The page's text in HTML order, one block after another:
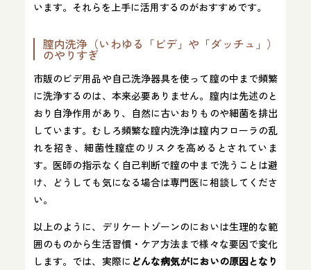
います。それらを上手に活用するのがおすすめです。
膣内洗浄（いわゆる「ビデ」や「ダッチュ」）
のやりすぎ
市販のビデ用品や自己洗浄器具を使って膣の中まで頻繁
に洗浄するのは、本来必要ありません。膣内は先述のと
おり自浄作用があり、自然に古いおりものや細菌を排出
しています。むしろ頻繁な膣内洗浄は膣内フローラの乱
れを招き、細菌性膣症のリスクを高めるとされていま
す。医師の指示なく自己判断で膣の中まで洗うことは避
け、どうしても気になる場合は専門医に相談してくださ
い。
以上のように、デリケートゾーンのにおいは生理的な範
囲のものから生活習慣・ケア方法まで様々な要因で変化
します。では、実際に どんな病気がにおいの原因となり